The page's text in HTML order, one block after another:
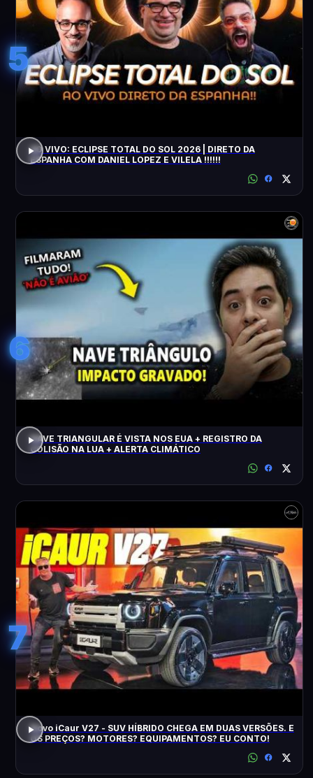
5
AO VIVO: ECLIPSE TOTAL DO SOL 2026 | DIRETO DA
ESPANHA COM DANIEL LOPEZ E VILELA !!!!!!
6
NAVE TRIANGULAR É VISTA NOS EUA + REGISTRO DA
COLISÃO NA LUA + ALERTA CLIMÁTICO
7
Novo iCaur V27 - SUV HÍBRIDO CHEGA EM DUAS VERSÕES. E
OS PREÇOS? MOTORES? EQUIPAMENTOS? EU CONTO!